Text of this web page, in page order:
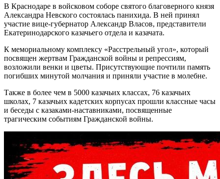
В Краснодаре в войсковом соборе святого благоверного князя
Александра Невского состоялась панихида. В ней принял
участие вице-губернатор Александр Власов, представители
Екатеринодарского казачьего отдела и казачата.
К мемориальному комплексу «Расстрельный угол», который
посвящен жертвам Гражданской войны и репрессиям,
возложили венки и цветы. Присутствующие почтили память
погибших минутой молчания и приняли участие в молебне.
Также в более чем в 5000 казачьих классах, 76 казачьих
школах, 7 казачьих кадетских корпусах прошли классные часы
и беседы с казаками-наставниками, посвященные
трагическим событиям Гражданской войны.